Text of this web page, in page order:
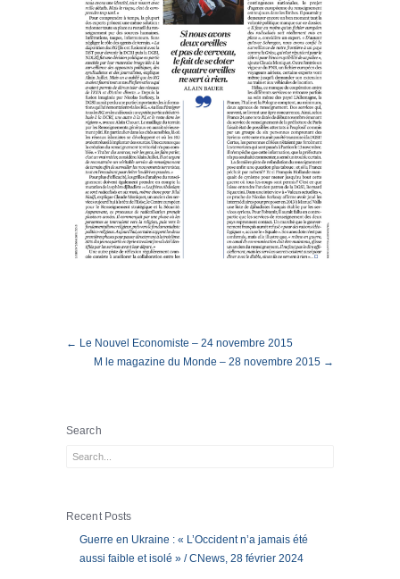
← Le Nouvel Economiste – 24 novembre 2015
M le magazine du Monde – 28 novembre 2015 →
Search
Recent Posts
Guerre en Ukraine : « L’Occident n’a jamais été
aussi faible et isolé » / CNews, 28 février 2024